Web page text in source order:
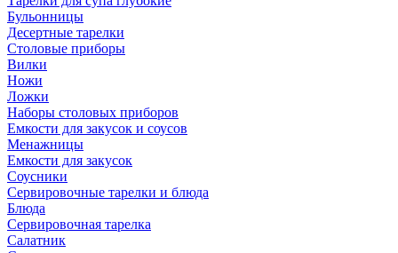
Бульонницы
Десертные тарелки
Столовые приборы
Вилки
Ножи
Ложки
Наборы столовых приборов
Емкости для закусок и соусов
Менажницы
Емкости для закусок
Соусники
Сервировочные тарелки и блюда
Блюда
Сервировочная тарелка
Салатник